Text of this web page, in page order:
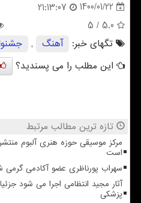
1400/01/22
21:13:07
5.0
/ 5
تگهای خبر:
آهنگ ,
این مطلب را می پسندید؟
تازه ترین مطالب مرتبط
مرکز موسیقی حوزه هنری آلبوم
است
سهراب پورناظری عضو آکادمی گرمی
آثار مجید انتظامی اجرا می شود
پزشکی